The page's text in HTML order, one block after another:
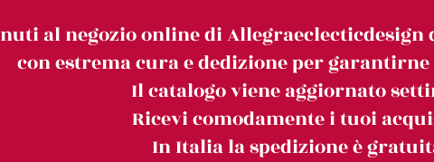
al negozio online di
con estrema cura e dedizione per
Il catalogo viene aggiornato
Ricevi comodamente i tuoi
In Italia la spedizione è